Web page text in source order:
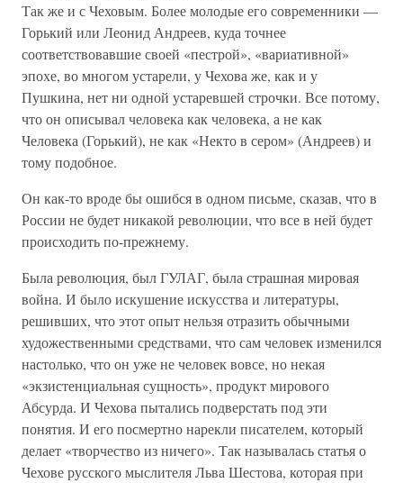
Так же и с Чеховым. Более молодые его современники —
Горький или Леонид Андреев, куда точнее
соответствовавшие своей «пестрой», «вариативной»
эпохе, во многом устарели, у Чехова же, как и у
Пушкина, нет ни одной устаревшей строчки. Все потому,
что он описывал человека как человека, а не как
Человека (Горький), не как «Некто в сером» (Андреев) и
тому подобное.
Он как-то вроде бы ошибся в одном письме, сказав, что в
России не будет никакой революции, что все в ней будет
происходить по-прежнему.
Была революция, был ГУЛАГ, была страшная мировая
война. И было искушение искусства и литературы,
решивших, что этот опыт нельзя отразить обычными
художественными средствами, что сам человек изменился
настолько, что он уже не человек вовсе, но некая
«экзистенциальная сущность», продукт мирового
Абсурда. И Чехова пытались подверстать под эти
понятия. И его посмертно нарекли писателем, который
делает «творчество из ничего». Так называлась статья о
Чехове русского мыслителя Льва Шестова, которая при